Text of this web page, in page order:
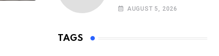
AUGUST 5, 2026
TAGS